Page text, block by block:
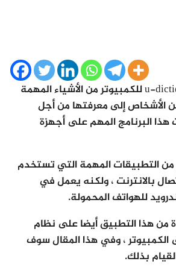
تحميل برنامج u-dictionary للكمبيوتر من الأشياء المهمة
الأشخاص إلى معرفتها من أجل
هذا البرنامج المهم على أجهزة
من التطبيقات المهمة التي تستخدم
بالانترنت ، ولكنه يعمل في
للهواتف المحمولة.
من هذا التطبيق أيضا على نظام
الكمبيوتر ، وفي هذا المقال سوف
بذلك.